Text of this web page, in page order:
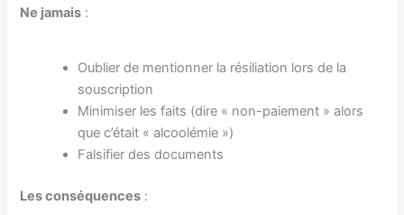
Ne jamais :
Oublier de mentionner la résiliation lors de la
souscription
Minimiser les faits (dire « non-paiement » alors
que c’était « alcoolémie »)
Falsifier des documents
Les conséquences :